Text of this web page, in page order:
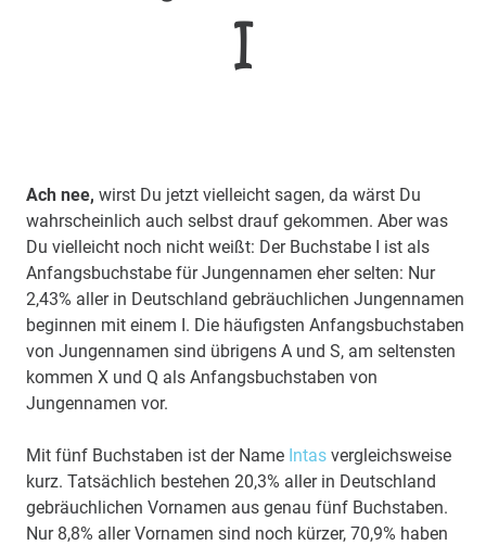
I
Ach nee, wirst Du jetzt vielleicht sagen, da wärst Du
wahrscheinlich auch selbst drauf gekommen. Aber was
Du vielleicht noch nicht weißt: Der Buchstabe I ist als
Anfangsbuchstabe für Jungennamen eher selten: Nur
2,43% aller in Deutschland gebräuchlichen Jungennamen
beginnen mit einem I. Die häufigsten Anfangsbuchstaben
von Jungennamen sind übrigens A und S, am seltensten
kommen X und Q als Anfangsbuchstaben von
Jungennamen vor.
Mit fünf Buchstaben ist der Name Intas vergleichsweise
kurz. Tatsächlich bestehen 20,3% aller in Deutschland
gebräuchlichen Vornamen aus genau fünf Buchstaben.
Nur 8,8% aller Vornamen sind noch kürzer, 70,9% haben